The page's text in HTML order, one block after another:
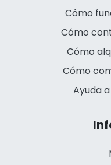
Cómo
Cómo
Cómo
Cómo
Ayuda